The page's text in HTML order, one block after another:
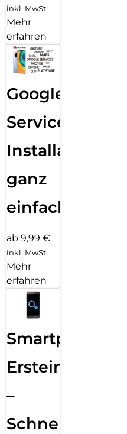
inkl. MwSt.
Mehr
erfahren
Google
Services
Installation
ganz
einfach
ab 9,99 €
inkl. MwSt.
Mehr
erfahren
Smartphone
Ersteinrichtung
–
Schnelle